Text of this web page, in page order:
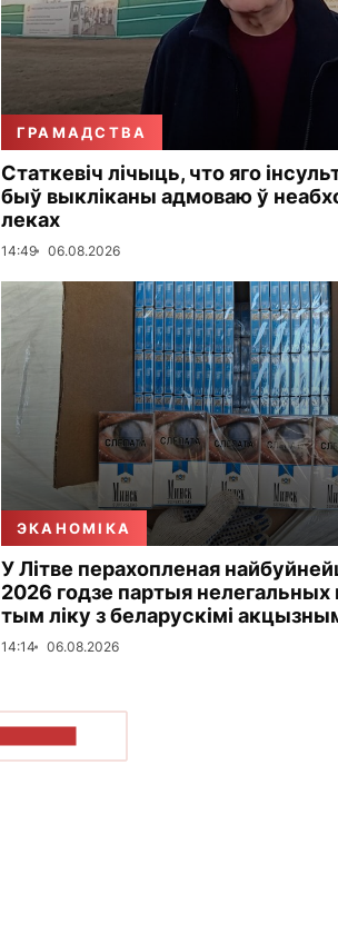
ГРАМАДСТВА
Статкевіч лічыць, что яго
быў выкліканы адмоваю ў
леках
14:49 06.08.2026
ЭКАНОМІКА
У Літве перахопленая
2026 годзе партыя нелегальных
тым ліку з беларускімі
14:14 06.08.2026